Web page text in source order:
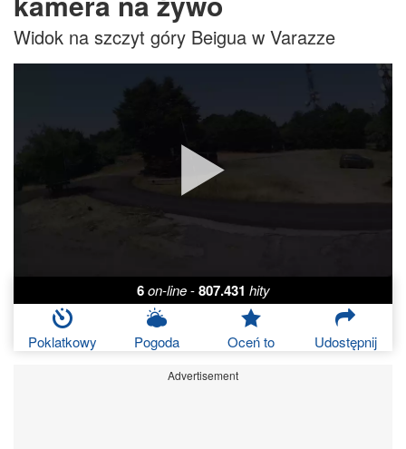
Widok na szczyt góry Beigua w Varazze
6 on-line - 807.431 hity
Poklatkowy Pogoda Oceń to Udostępnij
Advertisement